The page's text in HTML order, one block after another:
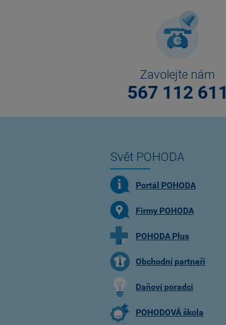
Zavolejte nám
567 112 611
Svět POHODA
Portál POHODA
Firmy POHODA
POHODA Plus
Obchodní partneři
Daňoví poradci
POHODOVÁ škola